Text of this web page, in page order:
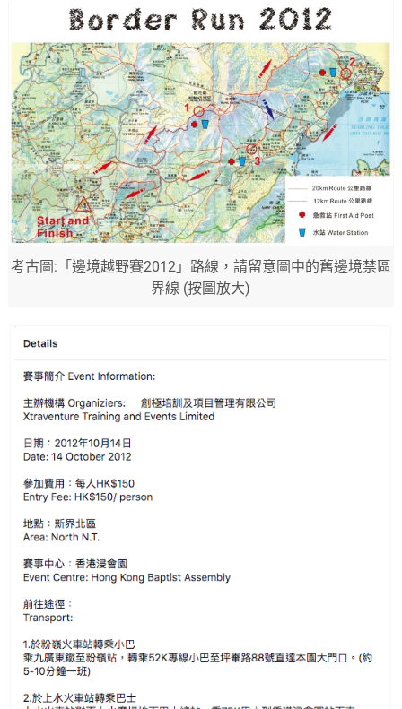
考古圖:「邊境越野賽2012」路線，請留意圖中的舊邊境禁區
界線 (按圖放大)